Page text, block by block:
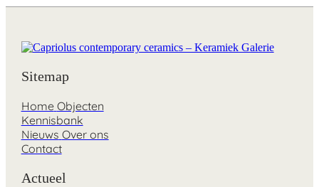
Sitemap
Home Objecten
Kennisbank
Nieuws Over ons
Contact
Actueel